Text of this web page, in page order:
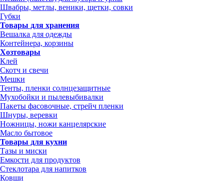
Швабры, метлы, веники, щетки, совки
Губки
Товары для хранения
Вешалка для одежды
Контейнера, корзины
Хозтовары
Клей
Скотч и свечи
Мешки
Тенты, пленки солнцезащитные
Мухобойки и пылевыбивалки
Пакеты фасовочные, стрейч пленки
Шнуры, веревки
Ножницы, ножи канцелярские
Масло бытовое
Товары для кухни
Тазы и миски
Емкости для продуктов
Стеклотара для напитков
Ковши